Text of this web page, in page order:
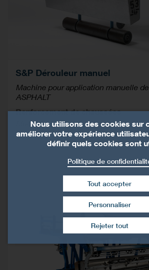
S&P Dérouleur manuel
Machine pour application manuelle
ASPHALT
Renforcement de chaussées
Machines pour application asphalt
Nous utilisons des cookies sur
améliorer votre expérience
définir quels cookies sont
Politique de
Rejeter tout
Tout accepter
Retirer le consentement
Personnaliser